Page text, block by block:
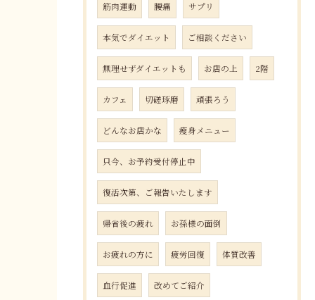
筋肉運動 腰痛 サプリ
本気でダイエット ご相談ください
無理せずダイエットも お店の上 2階
カフェ 切磋琢磨 頑張ろう
どんなお店かな 瘦身メニュー
只今、お予約受付停止中
復活次第、ご報告いたします
帰省後の疲れ お孫様の面倒
お疲れの方に 疲労回復 体質改善
血行促進 改めてご紹介